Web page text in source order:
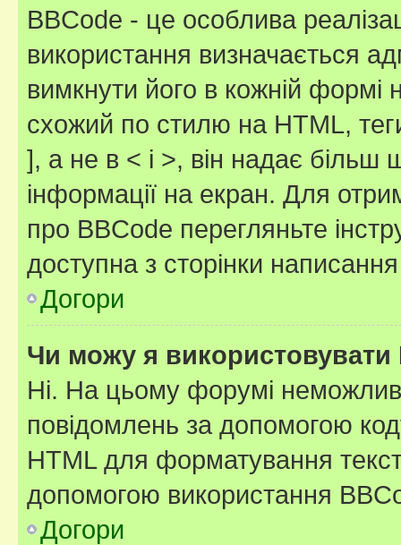
BBCode - це особлива
використання визначається
вимкнути його в кожній
схожий по стилю на HTML,
], а не в < і >, він надає більш
інформації на екран. Для
про BBCode перегляньте
доступна з сторінки
Догори
Чи можу я використовувати
Ні. На цьому форумі
повідомлень за допомогою
HTML для форматування
допомогою використання
Догори